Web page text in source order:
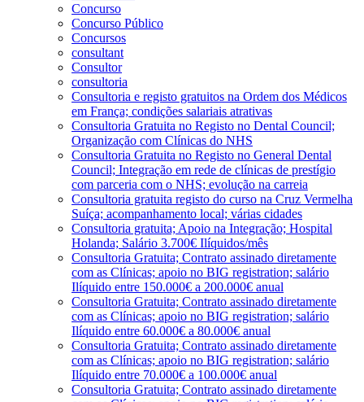
Concurso
Concurso Público
Concursos
consultant
Consultor
consultoria
Consultoria e registo gratuitos na Ordem dos Médicos
em França; condições salariais atrativas
Consultoria Gratuita no Registo no Dental Council;
Organização com Clínicas do NHS
Consultoria Gratuita no Registo no General Dental
Council; Integração em rede de clínicas de prestígio
com parceria com o NHS; evolução na carreia
Consultoria gratuita registo do curso na Cruz Vermelha
Suíça; acompanhamento local; várias cidades
Consultoria gratuita; Apoio na Integração; Hospital
Holanda; Salário 3.700€ Ilíquidos/mês
Consultoria Gratuita; Contrato assinado diretamente
com as Clínicas; apoio no BIG registration; salário
Ilíquido entre 150.000€ a 200.000€ anual
Consultoria Gratuita; Contrato assinado diretamente
com as Clínicas; apoio no BIG registration; salário
Ilíquido entre 60.000€ a 80.000€ anual
Consultoria Gratuita; Contrato assinado diretamente
com as Clínicas; apoio no BIG registration; salário
Ilíquido entre 70.000€ a 100.000€ anual
Consultoria Gratuita; Contrato assinado diretamente